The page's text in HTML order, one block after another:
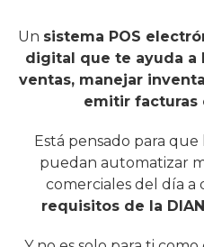
Un sistema POS
digital que te ayuda
ventas, manejar
emitir facturas
Está pensado para que
puedan automatizar
comerciales del día a
requisitos de la